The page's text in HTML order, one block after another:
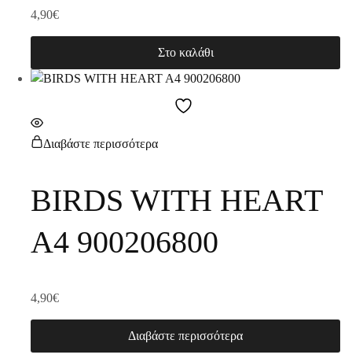
4,90€
Στο καλάθι
Διαβάστε περισσότερα
BIRDS WITH HEART
A4 900206800
4,90€
Διαβάστε περισσότερα